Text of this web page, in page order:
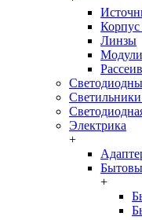
Корпус
Линзы
Модули
Электрика
+
+